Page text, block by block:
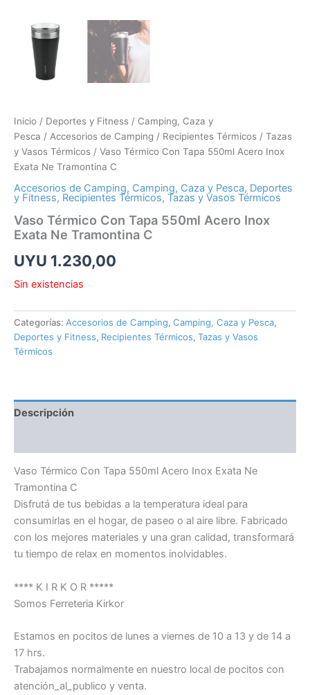
Inicio / Deportes y Fitness / Camping, Caza y
Pesca / Accesorios de Camping / Recipientes Térmicos / Tazas
y Vasos Térmicos / Vaso Térmico Con Tapa 550ml Acero Inox
Exata Ne Tramontina C
Accesorios de Camping, Camping, Caza y Pesca, Deportes
y Fitness, Recipientes Térmicos, Tazas y Vasos Térmicos
Vaso Térmico Con Tapa 550ml Acero Inox
Exata Ne Tramontina C
UYU 1.230,00
Sin existencias
Categorías: Accesorios de Camping, Camping, Caza y Pesca,
Deportes y Fitness, Recipientes Térmicos, Tazas y Vasos
Térmicos
Descripción
Vaso Térmico Con Tapa 550ml Acero Inox Exata Ne
Tramontina C
Disfrutá de tus bebidas a la temperatura ideal para
consumirlas en el hogar, de paseo o al aire libre. Fabricado
con los mejores materiales y una gran calidad, transformará
tu tiempo de relax en momentos inolvidables.
**** K I R K O R *****
Somos Ferreteria Kirkor
Estamos en pocitos de lunes a viernes de 10 a 13 y de 14 a
17 hrs.
Trabajamos normalmente en nuestro local de pocitos con
atención_al_publico y venta.